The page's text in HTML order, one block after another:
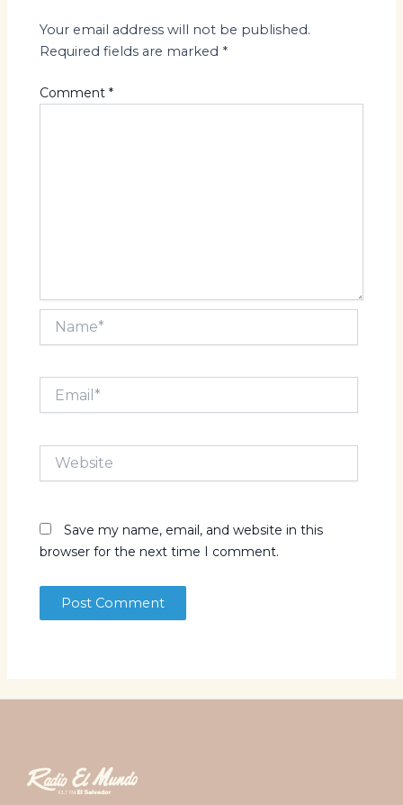
Your email address will not be published.
Required fields are marked *
Comment*
Name*
Website
Save my name, email, and website in this
browser for the next time I comment.